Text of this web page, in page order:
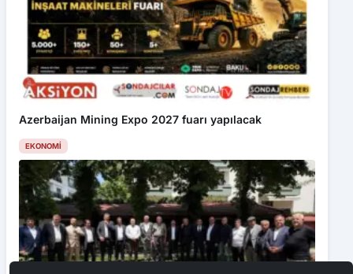
Azerbaijan Mining Expo 2027 fuarı yapılacak
EKONOMI